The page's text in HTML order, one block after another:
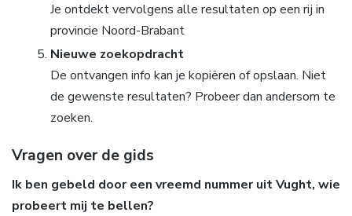
Je ontdekt vervolgens alle resultaten op een rij in
provincie Noord-Brabant
Nieuwe zoekopdracht
De ontvangen info kan je kopiëren of opslaan. Niet
de gewenste resultaten? Probeer dan andersom te
zoeken.
Vragen over de gids
Ik ben gebeld door een vreemd nummer uit Vught, wie
probeert mij te bellen?